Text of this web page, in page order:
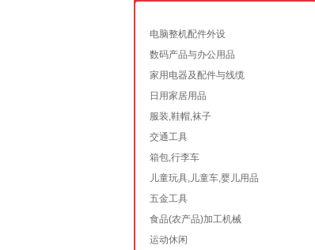
电脑整机配件外设
数码产品与办公用品
家用电器及配件与线缆
日用家居用品
服装,鞋帽,袜子
交通工具
箱包,行李车
儿童玩具,儿童车,婴儿用品
五金工具
食品(农产品)加工机械
运动休闲